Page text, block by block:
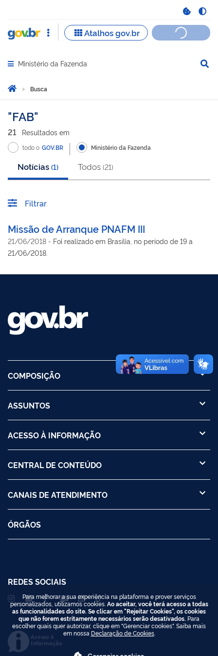
Abrir menu principal de navegação
Ministério da Fazenda
Você está aqui:
Página Inicial
Busca
Busca
FAB
21 Resultados em
todo o GOV.BR Ministério da Fazenda
Notícias (1) Todos (21)
Filtrar
Missão de Arranque PNAFM III
21/06/2018 - Foi realizado em Brasília, no período de 19 a
21/06/2018.
COMPOSIÇÃO
ASSUNTOS
ACESSO À INFORMAÇÃO
CENTRAL DE CONTEÚDO
CANAIS DE ATENDIMENTO
ÓRGÃOS
REDES SOCIAIS
Acesso à
Informação
Para melhorar a sua experiência na plataforma e prover serviços
personalizados, utilizamos cookies. Ao aceitar, você terá acesso a todas
as funcionalidades do site. Se clicar em "Rejeitar Cookies", os cookies
que não forem estritamente necessários serão desativados. Para
escolher quais quer autorizar, clique em "Gerenciar cookies". Saiba mais
em nossa Declaração de Cookies.